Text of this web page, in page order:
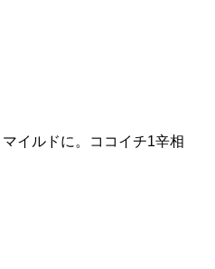
イルドに。ココイチ1辛相